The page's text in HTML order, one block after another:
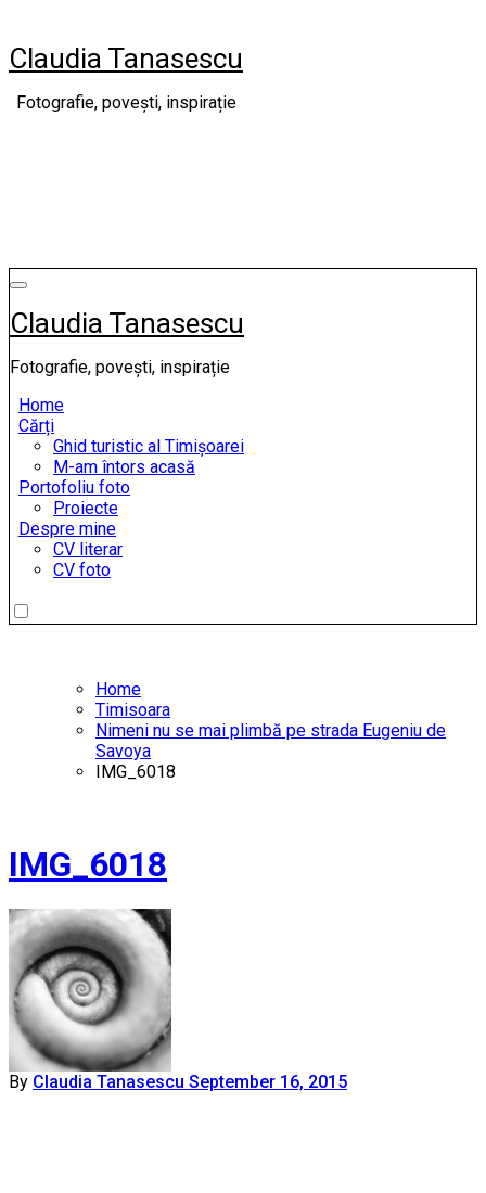
content
Claudia Tanasescu
Fotografie, povești, inspirație
Claudia Tanasescu
Fotografie, povești, inspirație
Home
Cărți
Ghid turistic al Timișoarei
M-am întors acasă
Portofoliu foto
Proiecte
Despre mine
CV literar
CV foto
Home
Timisoara
Nimeni nu se mai plimbă pe strada Eugeniu de
Savoya
IMG_6018
IMG_6018
By Claudia Tanasescu September 16, 2015